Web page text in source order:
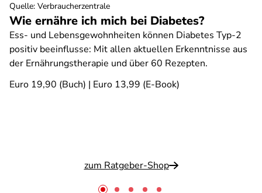
Wie ernähre ich mich bei Diabetes?
Ess- und Lebensgewohnheiten können Diabetes Typ-2
positiv beeinflusse: Mit allen aktuellen Erkenntnisse aus
der Ernährungstherapie und über 60 Rezepten.
Euro 19,90 (Buch) | Euro 13,99 (E-Book)
zum Ratgeber-Shop
Quelle: Verbraucherzentrale